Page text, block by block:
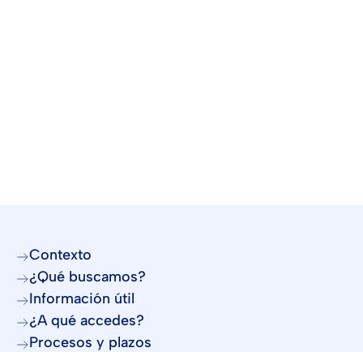
Contexto
¿Qué buscamos?
Información útil
¿A qué accedes?
Procesos y plazos